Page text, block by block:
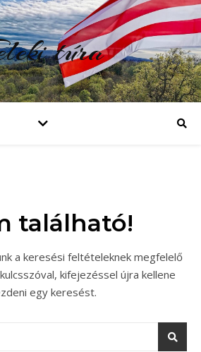
túra
található!
a keresési feltételeknek megfelelő
kifejezéssel újra kellene
egy keresést.